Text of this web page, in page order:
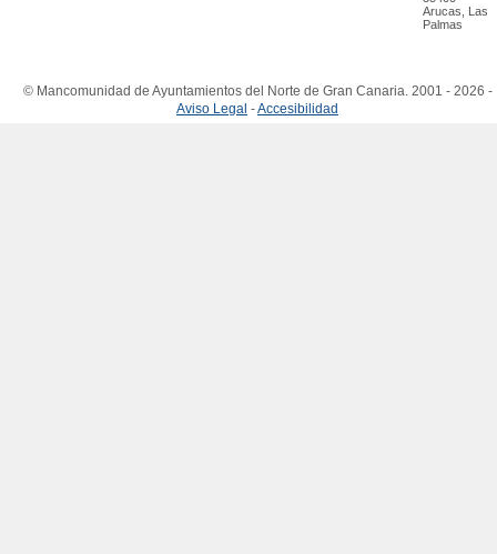
Arucas, Las
Palmas
© Mancomunidad de Ayuntamientos del Norte de Gran Canaria. 2001 - 2026 -
Aviso Legal -Accesibilidad